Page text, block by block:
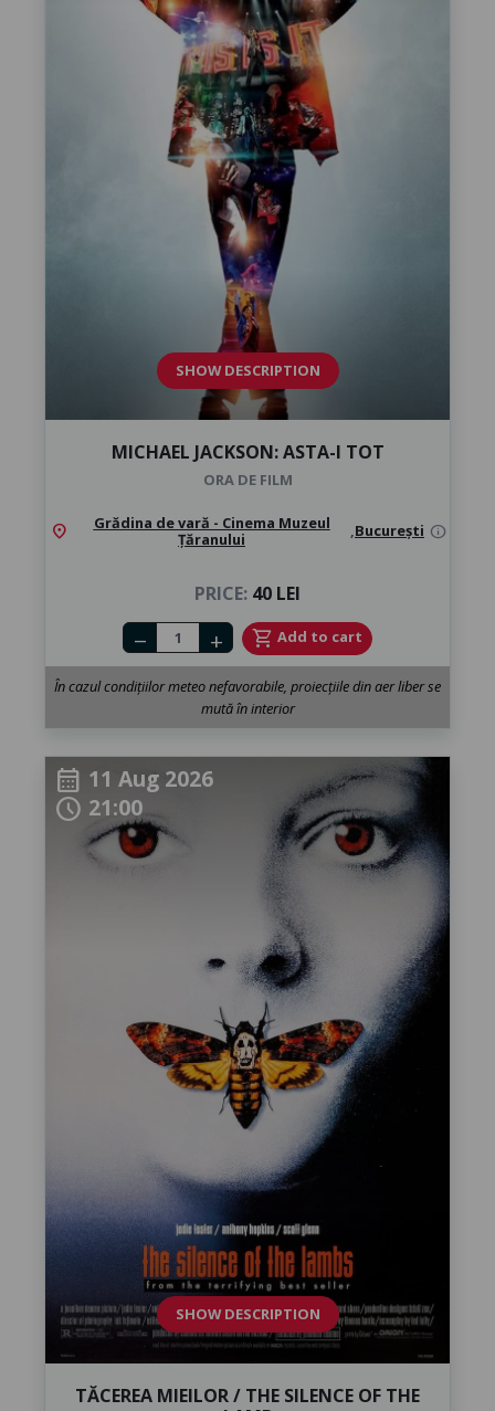
SHOW DESCRIPTION
MICHAEL JACKSON: ASTA-I TOT
ORA DE FILM
location_on
Grădina de vară - Cinema Muzeul
Țăranului
,București info
PRICE: 40 LEI
Number of tickets
remove add shopping_cart Add to cart
În cazul condițiilor meteo nefavorabile, proiecțiile din aer liber se
mută în interior
calendar_month 11 Aug 2026
schedule 21:00
SHOW DESCRIPTION
TĂCEREA MIEILOR / THE SILENCE OF THE